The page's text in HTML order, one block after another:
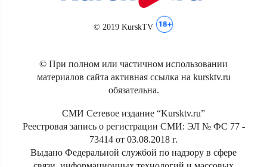
© 2019 KurskTV
© При полном или частичном использовании
материалов сайта активная ссылка на kursktv.ru
обязательна.
СМИ Сетевое издание “Kursktv.ru”
Реестровая запись о регистрации СМИ: ЭЛ № ФС 77 -
73414 от 03.08.2018 г.
Выдано Федеральной службой по надзору в сфере